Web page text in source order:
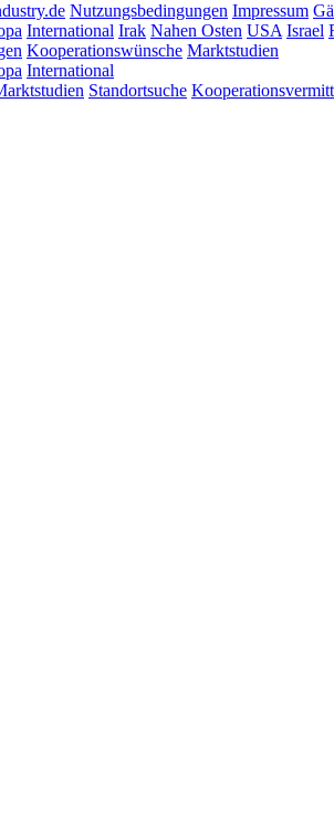
Nutzungsbedingungen Impressum
International Irak Nahen Osten USA Israel
Kooperationswünsche Marktstudien
International
Standortsuche